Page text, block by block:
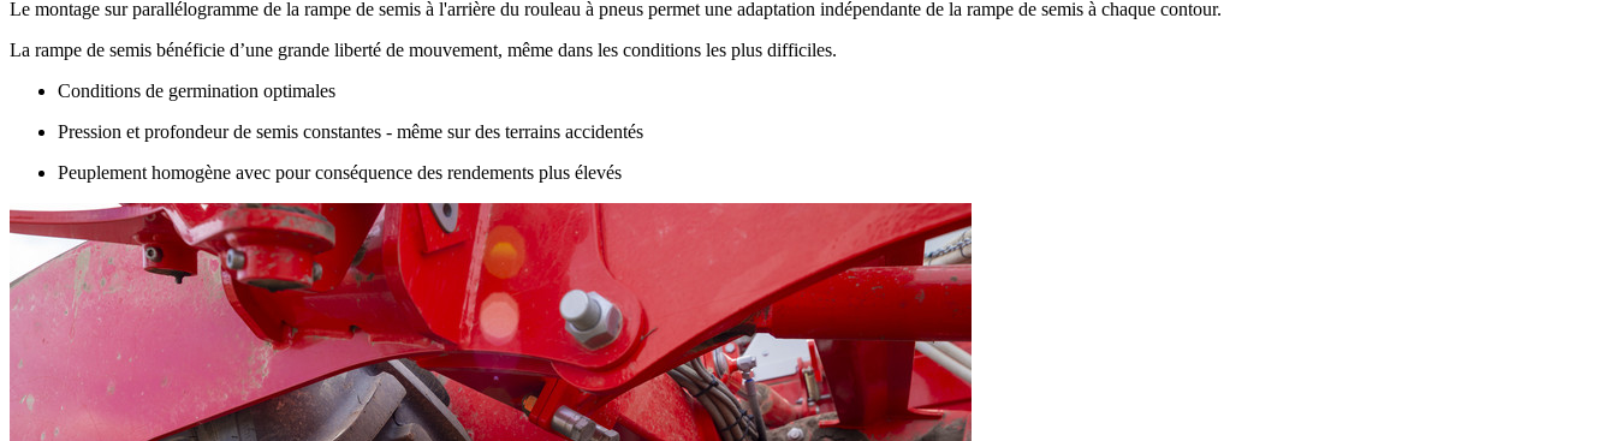
Le montage sur parallélogramme de la rampe de semis à l'arrière du rouleau à pneus permet une adaptation indépendante de la rampe de semis à chaque contour.
La rampe de semis bénéficie d’une grande liberté de mouvement, même dans les conditions les plus difficiles.
Conditions de germination optimales
Pression et profondeur de semis constantes - même sur des terrains accidentés
Peuplement homogène avec pour conséquence des rendements plus élevés